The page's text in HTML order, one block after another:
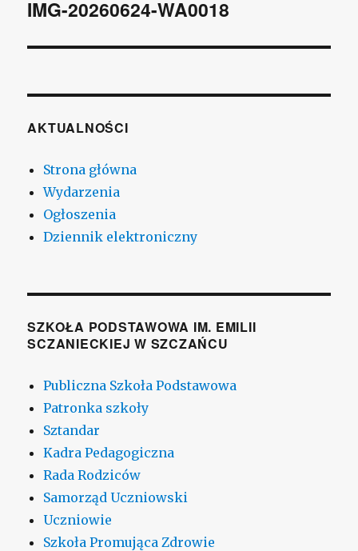
IMG-20260624-WA0018
AKTUALNOŚCI
Strona główna
Wydarzenia
Ogłoszenia
Dziennik elektroniczny
SZKOŁA PODSTAWOWA IM. EMILII
SCZANIECKIEJ W SZCZAŃCU
Publiczna Szkoła Podstawowa
Patronka szkoły
Sztandar
Kadra Pedagogiczna
Rada Rodziców
Samorząd Uczniowski
Uczniowie
Szkoła Promująca Zdrowie